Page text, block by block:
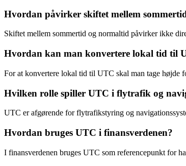
Hvordan påvirker skiftet mellem
Skiftet mellem sommertid og normaltid påvirker ikke
Hvordan kan man konvertere lokal tid til
For at konvertere lokal tid til UTC skal man tage højde
Hvilken rolle spiller UTC i flytrafik og
UTC er afgørende for flytrafikstyring og
Hvordan bruges UTC i finansverdenen?
I finansverdenen bruges UTC som referencepunkt for